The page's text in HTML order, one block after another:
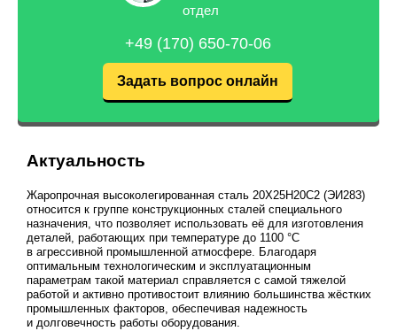
отдел
+49 (170) 650-70-06
Задать вопрос онлайн
Актуальность
Жаропрочная высоколегированная сталь 20Х25Н20С2 (ЭИ283)
относится к группе конструкционных сталей специального
назначения, что позволяет использовать её для изготовления
деталей, работающих при температуре до 1100 °C
в агрессивной промышленной атмосфере. Благодаря
оптимальным технологическим и эксплуатационным
параметрам такой материал справляется с самой тяжелой
работой и активно противостоит влиянию большинства жёстких
промышленных факторов, обеспечивая надежность
и долговечность работы оборудования.